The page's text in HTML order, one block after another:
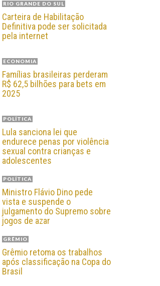
RIO GRANDE DO SUL
Carteira de Habilitação
Definitiva pode ser solicitada
pela internet
ECONOMIA
Famílias brasileiras perderam
R$ 62,5 bilhões para bets em
2025
POLÍTICA
Lula sanciona lei que
endurece penas por violência
sexual contra crianças e
adolescentes
POLÍTICA
Ministro Flávio Dino pede
vista e suspende o
julgamento do Supremo sobre
jogos de azar
GRÊMIO
Grêmio retoma os trabalhos
após classificação na Copa do
Brasil